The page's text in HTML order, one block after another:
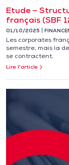
Etude –
français (SBF
01/10/2025
Les corporates
semestre, mais la
se contractent.
Lire l'article